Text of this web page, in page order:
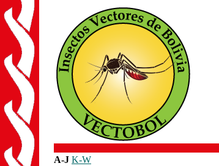
A-J K-W